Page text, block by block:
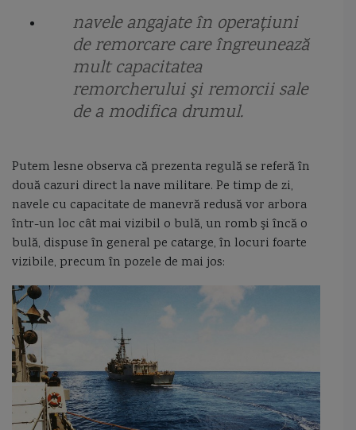
pasagerul Regele Carol I Paul Allen
pavilion Lima pavilion Quebec paza de coastă
periscop pernopter pescuitul in Romania
Primul Razboi Mondial Principesa Maria program de inarmare
program romanesc de dotare cu corvete programe de inarmare
proiect 21631 proiect 22160 proiect 22800 puitor de mine
racheta anti-nava Neptun razboiul de independenta 1877
razboiul din Crimeea
reguli de navigatie relevment remorcherul Perseus
remorcherul Vanjosul revolta de pe Potemkin Rolls-Royce
navele angajate în operaţiuni
de remorcare care îngreunează
mult capacitatea
remorcherului şi remorcii sale
de a modifica drumul.
Putem lesne observa că prezenta regulă se referă în
două cazuri direct la nave militare. Pe timp de zi,
navele cu capacitate de manevră redusă vor arbora
într-un loc cât mai vizibil o bulă, un romb şi încă o
bulă, dispuse în general pe catarge, în locuri foarte
vizibile, precum în pozele de mai jos: